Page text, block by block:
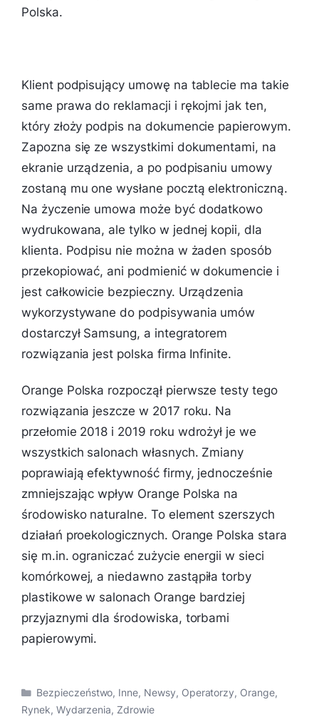
Polska.
Klient podpisujący umowę na tablecie ma takie
same prawa do reklamacji i rękojmi jak ten,
który złoży podpis na dokumencie papierowym.
Zapozna się ze wszystkimi dokumentami, na
ekranie urządzenia, a po podpisaniu umowy
zostaną mu one wysłane pocztą elektroniczną.
Na życzenie umowa może być dodatkowo
wydrukowana, ale tylko w jednej kopii, dla
klienta. Podpisu nie można w żaden sposób
przekopiować, ani podmienić w dokumencie i
jest całkowicie bezpieczny. Urządzenia
wykorzystywane do podpisywania umów
dostarczył Samsung, a integratorem
rozwiązania jest polska firma Infinite.
Orange Polska rozpoczął pierwsze testy tego
rozwiązania jeszcze w 2017 roku. Na
przełomie 2018 i 2019 roku wdrożył je we
wszystkich salonach własnych. Zmiany
poprawiają efektywność firmy, jednocześnie
zmniejszając wpływ Orange Polska na
środowisko naturalne. To element szerszych
działań proekologicznych. Orange Polska stara
się m.in. ograniczać zużycie energii w sieci
komórkowej, a niedawno zastąpiła torby
plastikowe w salonach Orange bardziej
przyjaznymi dla środowiska, torbami
papierowymi.
Kategorie
Bezpieczeństwo, Inne, Newsy, Operatorzy, Orange,
Rynek, Wydarzenia, Zdrowie